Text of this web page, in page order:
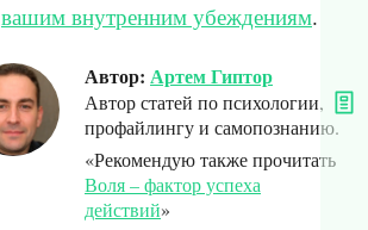
вашим внутренним убеждениям.
Автор: Артем Гиптор
Автор статей по психологии,
профайлингу и самопознанию.
«Рекомендую также прочитать
Воля – фактор успеха
действий»